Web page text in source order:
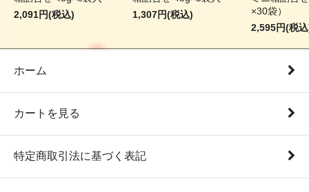
2,091円(税込)
1,307円(税込)
×30袋）
2,595円(税
ホーム
カートを見る
特定商取引法に基づく表記